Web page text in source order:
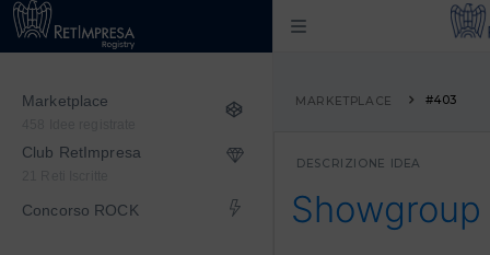
Marketplace
Club RetImpresa
Concorso ROCK
MARKETPLACE #403
DESCRIZIONE IDEA
Showgroup